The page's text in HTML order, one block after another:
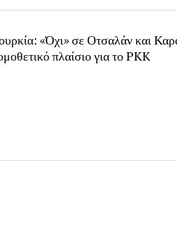
«Όχι» σε Οτσαλάν και
πλαίσιο για το PKK